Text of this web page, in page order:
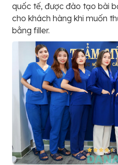
quốc tế, được đào tạo bài
cho khách hàng khi muốn
bằng filler.